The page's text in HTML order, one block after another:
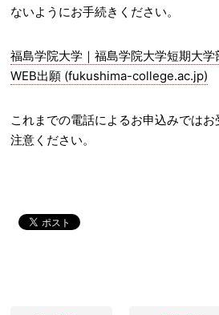
ないようにお手続きください。
福島学院大学｜福島学院大学短期大
WEB出願 (fukushima-college.ac.jp)
これまでの電話によるお申込みでは
注意ください。